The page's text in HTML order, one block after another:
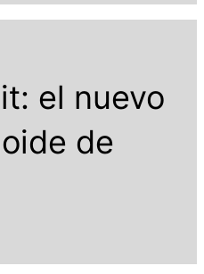
el nuevo
de